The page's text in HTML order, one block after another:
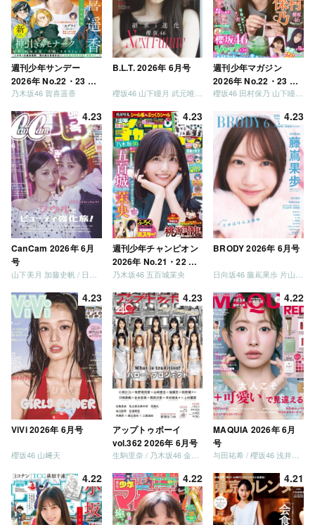
週刊少年サンデー
2026年 No.22・23 合
併号
乃木坂46 賀喜遥香
B.L.T. 2026年 6月号
櫻坂46 山下瞳月 武元唯衣 / 乃木坂46 海邉朱莉
週刊少年マガジン
2026年 No.22・23 合
併号
4.23
CanCam 2026年 6月
号
4.23
週刊少年チャンピオン
2026年 No.21・22 合
併号
乃木坂46 五百城茉央
4.23
BRODY 2026年 6月号
4.23
ViVi 2026年 6月号
櫻坂46 山﨑天
4.23
アップトゥボーイ
vol.362 2026年 6月号
生駒里奈 / 乃木坂46 金川紗耶 森平麗心
4.22
MAQUIA 2026年 6月
号
与田祐希 / 櫻坂46 浅井恋乃未
4.22 4.22 4.21